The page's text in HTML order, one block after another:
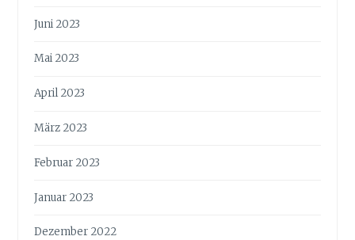
Juni 2023
Mai 2023
April 2023
März 2023
Februar 2023
Januar 2023
Dezember 2022